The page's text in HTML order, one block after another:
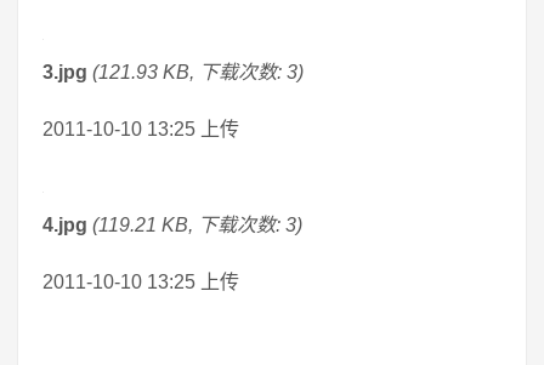
3.jpg (121.93 KB, 下载次数: 3)
2011-10-10 13:25 上传
4.jpg (119.21 KB, 下载次数: 3)
2011-10-10 13:25 上传